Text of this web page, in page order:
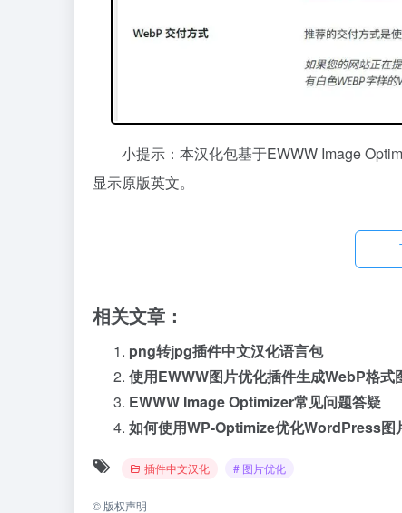
小提示：本汉化包基于EWWW Image
显示原版英文。
相关文章：
png转jpg插件中文汉化语言包
使用EWWW图片优化插件生成WebP格式
EWWW Image Optimizer常见问题答疑
如何使用WP-Optimize优化WordPress图
插件中文汉化 # 图片优化
© 版权声明